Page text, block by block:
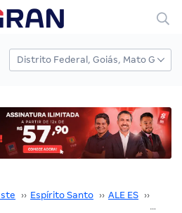
›› Espírito Santo ›› ALE ES ››